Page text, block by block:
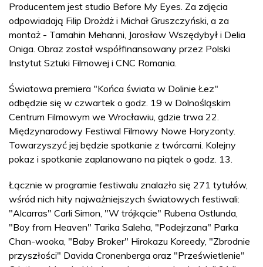
Producentem jest studio Before My Eyes. Za zdjęcia
odpowiadają Filip Drożdż i Michał Gruszczyński, a za
montaż - Tamahin Mehanni, Jarosław Wszędybył i Delia
Oniga. Obraz został współfinansowany przez Polski
Instytut Sztuki Filmowej i CNC Romania.
Światowa premiera "Końca świata w Dolinie Łez"
odbędzie się w czwartek o godz. 19 w Dolnośląskim
Centrum Filmowym we Wrocławiu, gdzie trwa 22.
Międzynarodowy Festiwal Filmowy Nowe Horyzonty.
Towarzyszyć jej będzie spotkanie z twórcami. Kolejny
pokaz i spotkanie zaplanowano na piątek o godz. 13.
Łącznie w programie festiwalu znalazło się 271 tytułów,
wśród nich hity najważniejszych światowych festiwali:
"Alcarras" Carli Simon, "W trójkącie" Rubena Ostlunda,
"Boy from Heaven" Tarika Saleha, "Podejrzana" Parka
Chan-wooka, "Baby Broker" Hirokazu Koreedy, "Zbrodnie
przyszłości" Davida Cronenberga oraz "Prześwietlenie"